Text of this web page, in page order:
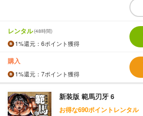
レンタル(48時間)
1%還元 ：6ポイント獲得
購入
1%還元 ：7ポイント獲得
新装版 範馬刃牙 6
お得な690ポイントレンタル